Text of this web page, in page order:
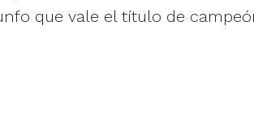
que vale el título de